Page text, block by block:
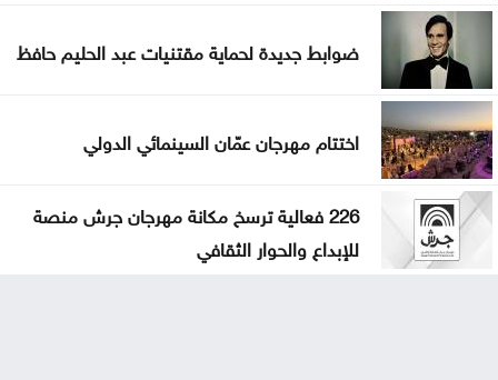
ضوابط جديدة لحماية مقتنيات عبد الحليم حافظ
اختتام مهرجان عمّان السينمائي الدولي
226 فعالية ترسخ مكانة مهرجان جرش منصة
للإبداع والحوار الثقافي